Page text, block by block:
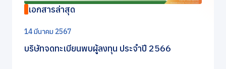
นักลงทุนสัมพันธ์
เอกสารล่าสุด
14 มีนาคม 2567
บริษัทจดทะเบียนพบผู้ลงทุน ประจำปี 2566